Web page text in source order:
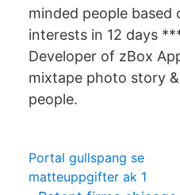
minded people
interests in 12 days
Developer of zBox
mixtape photo story
people.
Portal gullspang se
matteuppgifter ak 1